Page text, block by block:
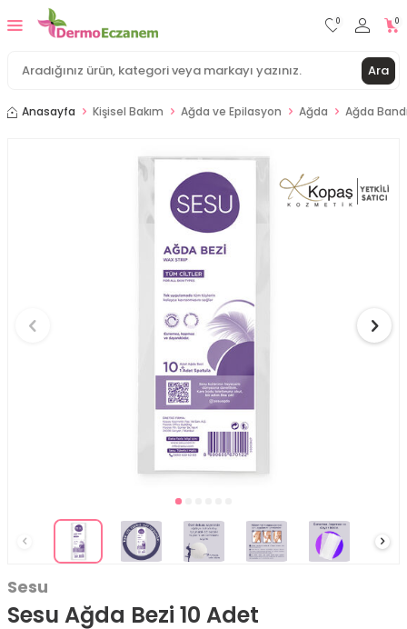
Ara
0 0
Anasayfa Kişisel Bakım Ağda ve Epilasyon Ağda Ağda
Sesu
Sesu Ağda Bezi 10 Adet